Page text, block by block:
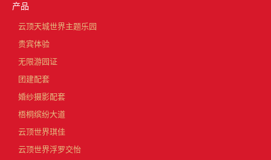
产品
云顶天城世界主题乐园
贵宾体验
无限游园证
团建配套
婚纱摄影配套
梧桐缤纷大道
云顶世界琪佳
云顶世界浮罗交怡